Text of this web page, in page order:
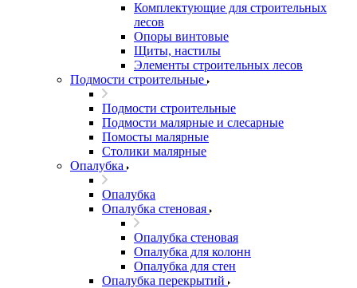
Комплектующие для строительных
лесов
Опоры винтовые
Щиты, настилы
Элементы строительных лесов
Подмости строительные
Подмости строительные
Подмости малярные и слесарные
Помосты малярные
Столики малярные
Опалубка
Опалубка
Опалубка стеновая
Опалубка стеновая
Опалубка для колонн
Опалубка для стен
Опалубка перекрытий